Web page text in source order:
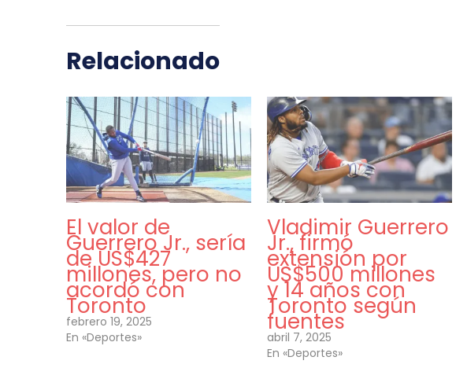
Relacionado
El valor de
Guerrero Jr., sería
de US$427
millones, pero no
acordó con
Toronto
febrero 19, 2025
En «Deportes»
Vladimir Guerrero
Jr., firmó
extensión por
US$500 millones
y 14 años con
Toronto según
fuentes
abril 7, 2025
En «Deportes»